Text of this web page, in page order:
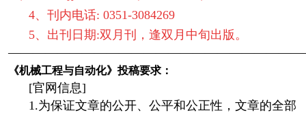
4、刊内电话: 0351-3084269
5、出刊日期:双月刊，逢双月中旬出版。
《机械工程与自动化》投稿要求：
[官网信息]
1.为保证文章的公开、公平和公正性，文章的全部